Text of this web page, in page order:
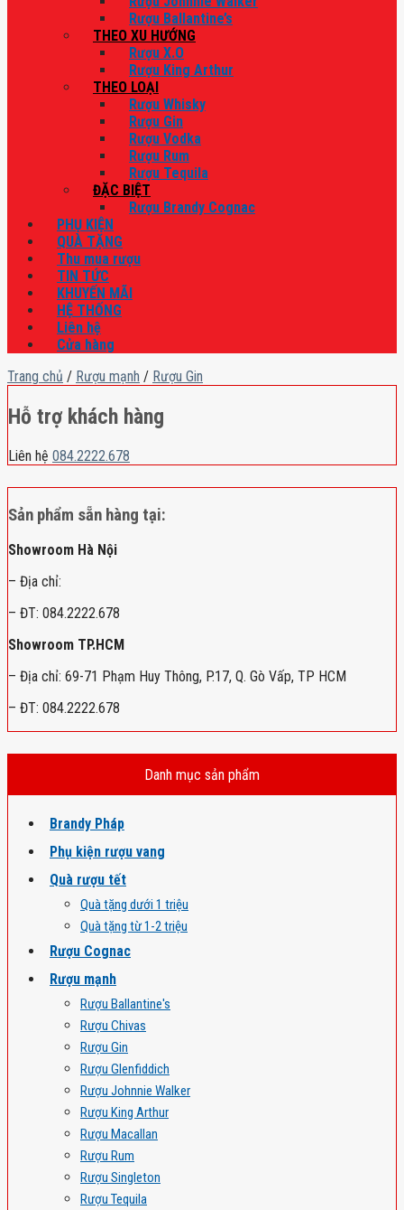
Rượu Ballantine’s
THEO XU HƯỚNG
Rượu X.O
Rượu King Arthur
THEO LOẠI
Rượu Whisky
Rượu Gin
Rượu Vodka
Rượu Rum
Rượu Tequila
ĐẶC BIỆT
Rượu Brandy Cognac
PHỤ KIỆN
QUÀ TẶNG
Thu mua rượu
TIN TỨC
KHUYẾN MÃI
HỆ THỐNG
Liên hệ
Cửa hàng
Trang chủ / Rượu mạnh / Rượu Gin
Hỗ trợ khách hàng
Liên hệ 084.2222.678
Sản phẩm sẵn hàng tại:
Showroom Hà Nội
– Địa chỉ:
– ĐT: 084.2222.678
Showroom TP.HCM
– Địa chỉ: 69-71 Phạm Huy Thông, P.17, Q. Gò Vấp, TP HCM
– ĐT: 084.2222.678
Danh mục sản phẩm
Brandy Pháp
Phụ kiện rượu vang
Quà rượu tết
Quà tặng dưới 1 triệu
Quà tặng từ 1-2 triệu
Rượu Cognac
Rượu mạnh
Rượu Ballantine's
Rượu Chivas
Rượu Gin
Rượu Glenfiddich
Rượu Johnnie Walker
Rượu King Arthur
Rượu Macallan
Rượu Rum
Rượu Singleton
Rượu Tequila